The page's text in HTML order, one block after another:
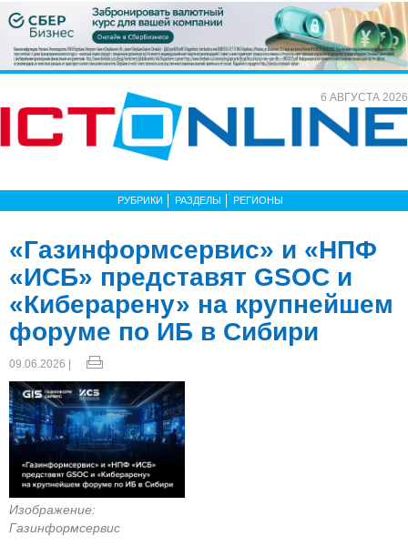
6 АВГУСТА 2026
РУБРИКИ РАЗДЕЛЫ РЕГИОНЫ
«Газинформсервис» и «НПФ
«ИСБ» представят GSOC и
«Киберарену» на крупнейшем
форуме по ИБ в Сибири
09.06.2026 |
Изображение:
Газинформсервис